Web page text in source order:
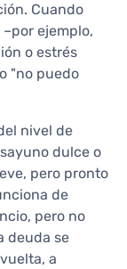
Cuando
ejemplo,
o estrés
"no puedo
nivel de
dulce o
pero pronto
de
pero no
deuda se
a